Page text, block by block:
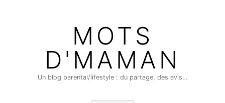
MOTS
D'MAMAN
Un blog parental/lifestyle : du partage, des avis…